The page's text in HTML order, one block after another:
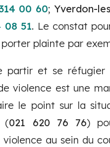
00 60;Yverdon-
08 51. Le constat
plainte par
partir et se
violence est une
le point sur la
(021 620 76 76)
au sein du